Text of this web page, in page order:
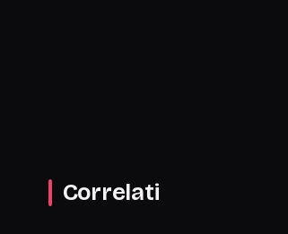
Correlati